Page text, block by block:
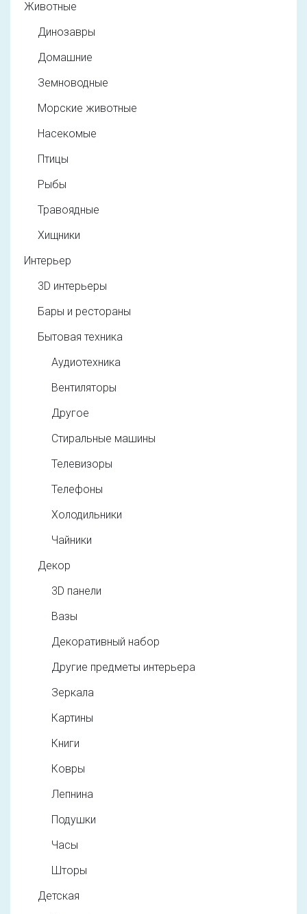
Животные
Динозавры
Домашние
Земноводные
Морские животные
Насекомые
Птицы
Рыбы
Травоядные
Хищники
Интерьер
3D интерьеры
Бары и рестораны
Бытовая техника
Аудиотехника
Вентиляторы
Другое
Стиральные машины
Телевизоры
Телефоны
Холодильники
Чайники
Декор
3D панели
Вазы
Декоративный набор
Другие предметы интерьера
Зеркала
Картины
Книги
Ковры
Лепнина
Подушки
Часы
Шторы
Детская